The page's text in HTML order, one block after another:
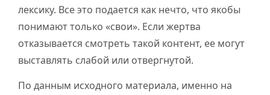
лексику. Все это подается как нечто, что якобы
понимают только «свои». Если жертва
отказывается смотреть такой контент, ее могут
выставлять слабой или отвергнутой.
По данным исходного материала, именно на